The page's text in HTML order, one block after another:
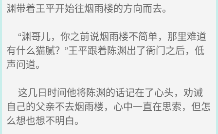
渊带着王平开始往烟雨楼的方向而去。
“渊哥儿，你之前说烟雨楼不简单，那里难道
有什么猫腻？”王平跟着陈渊出了衙门之后，低
声问道。
这几日时间他将陈渊的话记在了心头，劝诫
自己的父亲不去烟雨楼，心中一直在思索，但怎
么想也想不明白。